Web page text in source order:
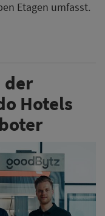
Etagen umfasst.
der
Hotels